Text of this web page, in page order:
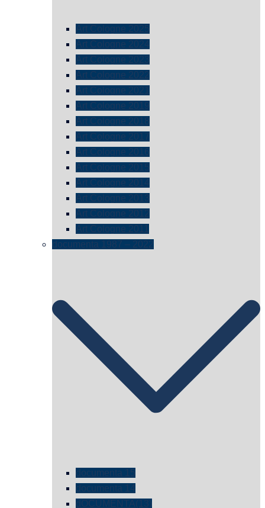
Art Cologne 2025
Art Cologne 2024
Art Cologne 2023
Art Cologne 2022
Art Cologne 2021
Art Cologne 2019
Art Cologne 2018
Art Cologne 2017
Art Cologne 2016
Art Cologne 2015
Art Cologne 2014
Art Cologne 2013
Art Cologne 2012
Art Cologne 2011
documenta 1987 – 2022
documenta 15
documenta 14
dOCUMENTA(13)